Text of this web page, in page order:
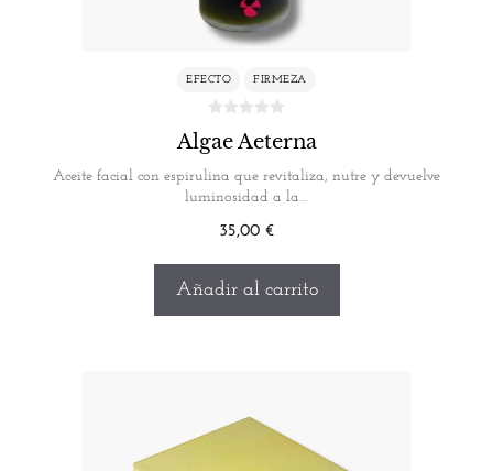
EFECTO FIRMEZA
Algae Aeterna
Aceite facial con espirulina que revitaliza, nutre y devuelve
luminosidad a la…
35,00 €
Añadir al carrito